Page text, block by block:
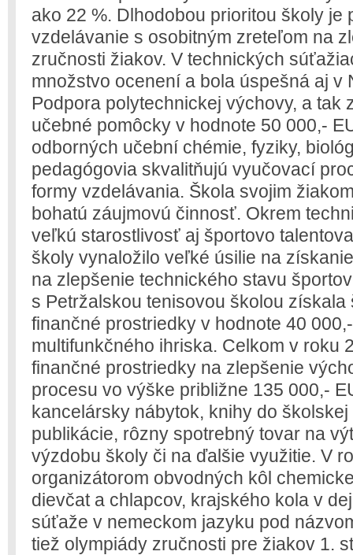
ako 22 %. Dlhodobou prioritou školy je
vzdelávanie s osobitným zreteľom na
zručnosti žiakov. V technických
množstvo ocenení a bola úspešná aj v
Podpora polytechnickej výchovy, a tak
učebné pomôcky v hodnote 50 000,-
odborných učební chémie, fyziky,
pedagógovia skvalitňujú vyučovací
formy vzdelávania. Škola svojim
bohatú záujmovú činnosť. Okrem
veľkú starostlivosť aj športovo
školy vynaložilo veľké úsilie na
na zlepšenie technického stavu
s Petržalskou tenisovou školou získala
finančné prostriedky v hodnote 40
multifunkčného ihriska. Celkom v roku
finančné prostriedky na zlepšenie
procesu vo výške približne 135 000,-
kancelársky nábytok, knihy do
publikácie, rôzny spotrebný tovar na
výzdobu školy či na ďalšie využitie. V
organizátorom obvodných kôl
dievčat a chlapcov, krajského kola v
súťaže v nemeckom jazyku pod
tiež olympiády zručnosti pre žiakov 1.